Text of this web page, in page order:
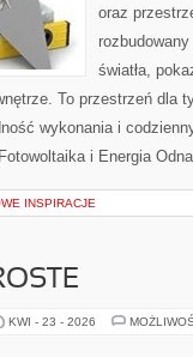
oraz
światła,
To przestrzeń dla
wykonania i
i Energia
INSPIRACJE
KWI - 23 - 2026